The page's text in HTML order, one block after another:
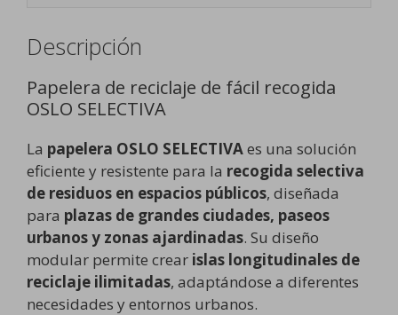
Descripción
Papelera de reciclaje de fácil recogida
OSLO SELECTIVA
La papelera OSLO SELECTIVAes una solución
eficiente y resistente para la recogida selectiva
de residuos en espacios públicos, diseñada
para plazas de grandes ciudades, paseos
urbanos y zonas ajardinadas. Su diseño
modular permite crear islas longitudinales de
reciclaje ilimitadas, adaptándose a diferentes
necesidades y entornos urbanos.